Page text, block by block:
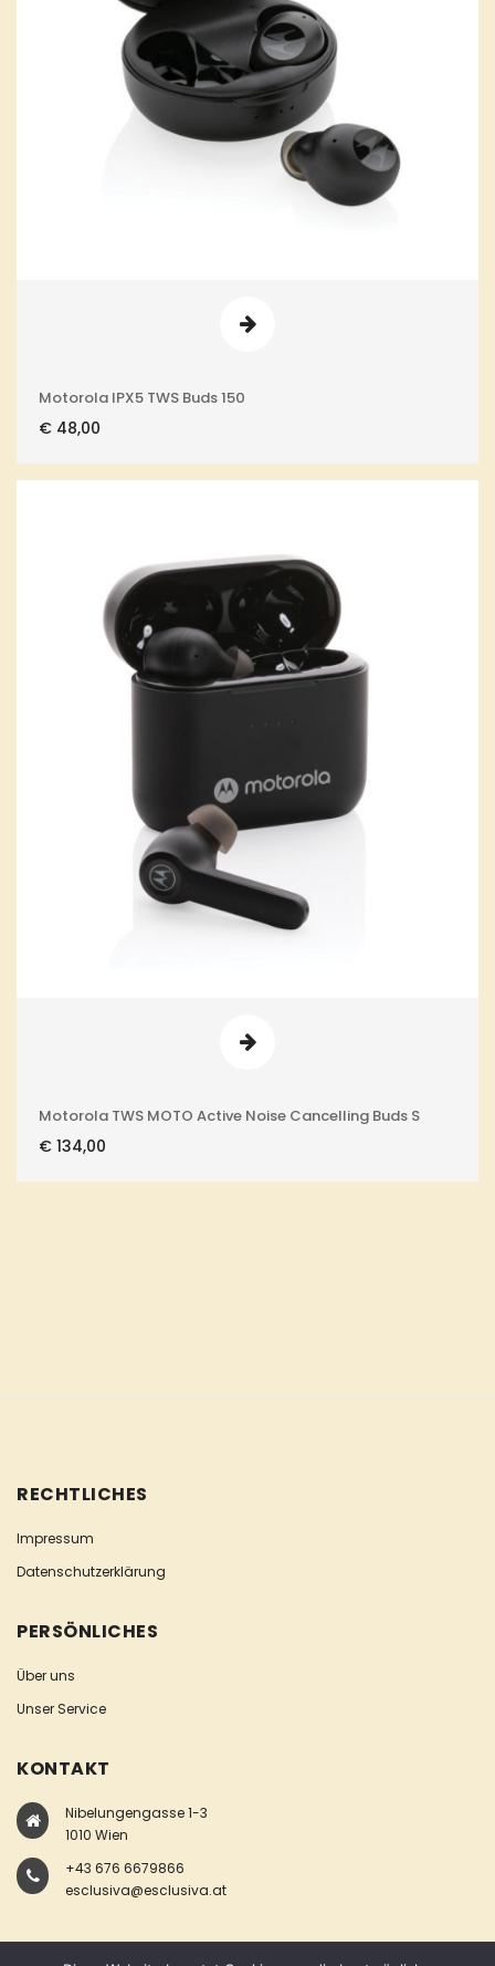
Motorola IPX5 TWS Buds 150
€ 48,00
Motorola TWS MOTO Active Noise Cancelling Buds S
€ 134,00
RECHTLICHES
Impressum
Datenschutzerklärung
PERSÖNLICHES
Über uns
Unser Service
KONTAKT
Nibelungengasse 1-3
1010 Wien
+43 676 6679866
esclusiva@esclusiva.at